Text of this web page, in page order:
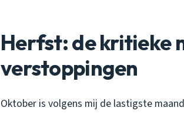
Herfst: de kritieke
verstoppingen
Oktober is volgens mij de lastigste